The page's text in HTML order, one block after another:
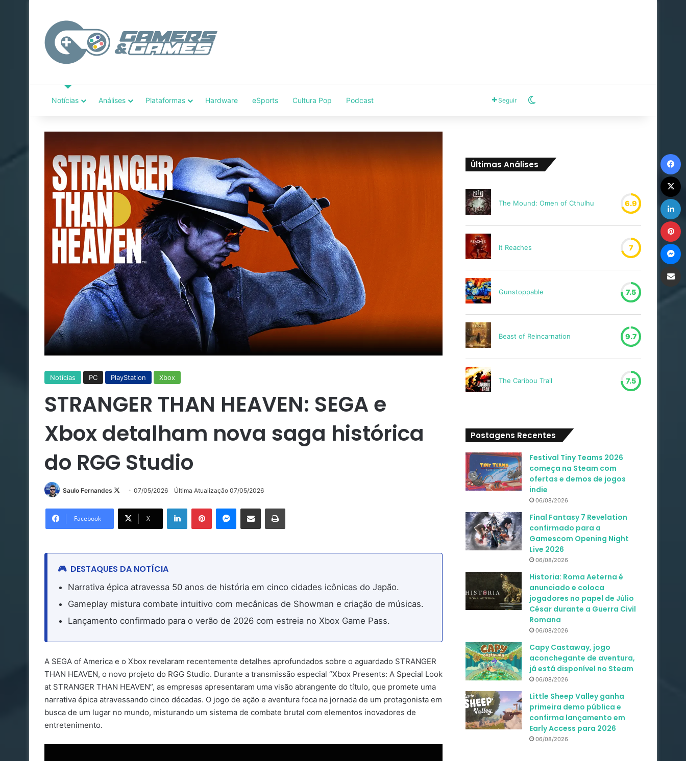
Notícias Análises Plataformas Hardware eSports Cultura Pop Podcast Seguir
Notícias PC PlayStation Xbox
STRANGER THAN HEAVEN: SEGA e
Xbox detalham nova saga histórica
do RGG Studio
Saulo Fernandes
Follow07/05/2026 Última Atualização 07/05/2026
Facebook X
LinkedinPinterestMessenger
Compartilhar via e-mail Imprimir
DESTAQUES DA NOTÍCIA
Narrativa épica atravessa 50 anos de história em cinco cidades icônicas do Japão.
Gameplay mistura combate intuitivo com mecânicas de Showman e criação de músicas.
Lançamento confirmado para o verão de 2026 com estreia no Xbox Game Pass.
A SEGA of America e o Xbox revelaram recentemente detalhes aprofundados sobre o aguardado STRANGER
THAN HEAVEN, o novo projeto do RGG Studio. Durante a transmissão especial “Xbox Presents: A Special Look
at STRANGER THAN HEAVEN”, as empresas apresentaram uma visão abrangente do título, que promete uma
narrativa épica atravessando cinco décadas. O jogo de ação e aventura foca na jornada de um protagonista em
busca de um lugar no mundo, misturando um sistema de combate brutal com elementos inovadores de
entretenimento.
Últimas Análises
The Mound: Omen of Cthulhu 6.9
It Reaches 7
Gunstoppable 7.5
Beast of Reincarnation 9.7
The Caribou Trail 7.5
Postagens Recentes
Festival Tiny Teams 2026
começa na Steam com
ofertas e demos de jogos
indie
06/08/2026
Final Fantasy 7 Revelation
confirmado para a
Gamescom Opening Night
Live 2026
06/08/2026
Historia: Roma Aeterna é
anunciado e coloca
jogadores no papel de Júlio
César durante a Guerra Civil
Romana
06/08/2026
Capy Castaway, jogo
aconchegante de aventura,
já está disponível no Steam
06/08/2026
Little Sheep Valley ganha
primeira demo pública e
confirma lançamento em
Early Access para 2026
06/08/2026